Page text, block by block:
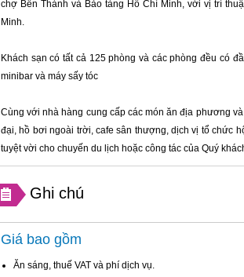
chợ Bến Thành và Bảo tàng Hồ Chí Minh, với vị trí
Minh.
Khách sạn có tất cả 125 phòng và các phòng đều có
minibar và máy sấy tóc
Cùng với nhà hàng cung cấp các món ăn địa phương
đại, hồ bơi ngoài trời, cafe sân thượng, dịch vị tổ chức
tuyệt vời cho chuyến du lịch hoặc công tác của Quý
Ghi chú
Giá bao gồm
Ăn sáng, thuế VAT và phí dịch vụ.